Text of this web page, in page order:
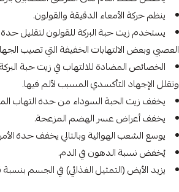
ينظم حركة الأمعاء الدقيقة والقولون.
يستخدم زيت حبة البركة للقولون لتقليل حدة
العصبي وبعض الالتهابات الخفيفة التي تصيب
الخصائص المضادة للالتهاب في زيت حبة
وتقلل الإجهاد التأكسدي المسبب لألم فيها.
يخفف زيت الحبة السوداء من حدة التهاب
يخفف أعراض عسر الهضم المزعجة.
يوسع الشعب الهوائية وبالتالي يخفف حدة
يُخفض نسبة الدهون في الدم.
يزيد الأيض (التمثيل الغذائي) في الجسم